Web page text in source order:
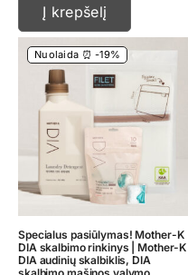
Į krepšelį
Nuolaida ⏰ -19%
Specialus pasiūlymas! Mother-K
DIA skalbimo rinkinys | Mother-K
DIA audinių skalbiklis, DIA